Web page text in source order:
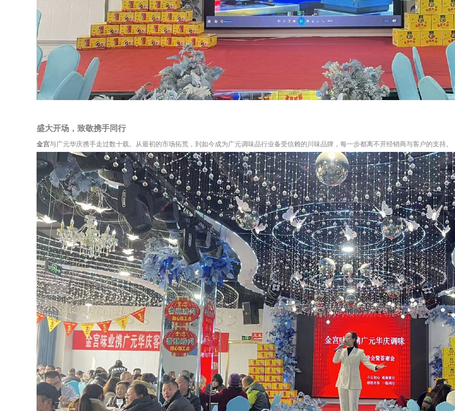
盛大开场，致敬携手同行
金宫与广元华庆携手走过数十载。从最初的市场拓荒，到如今成为广元调味品行业备受信赖的川味品牌，每一步都离不开经销商与客户的支持。